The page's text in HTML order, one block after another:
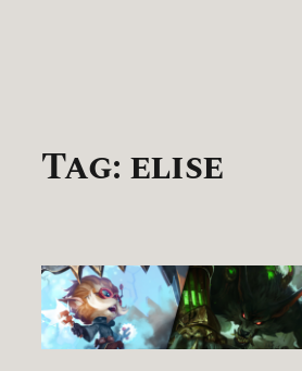
Tag:elise